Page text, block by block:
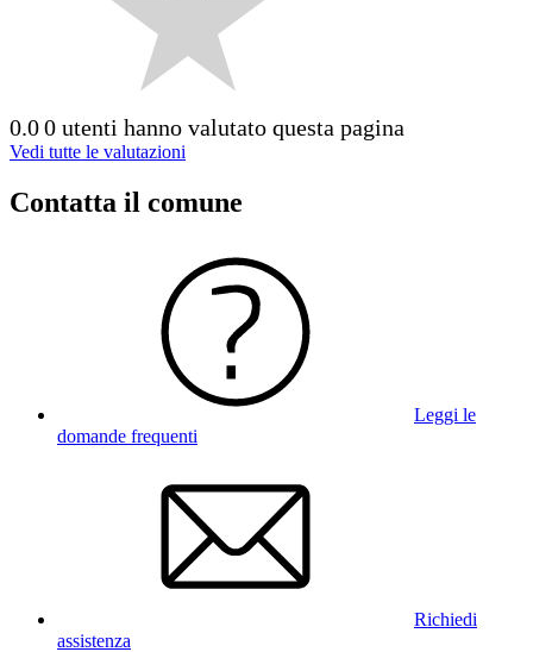
0.00 utenti hanno valutato questa pagina
Vedi tutte le valutazioni
Contatta il comune
Leggi le
domande frequenti
Richiedi
assistenza